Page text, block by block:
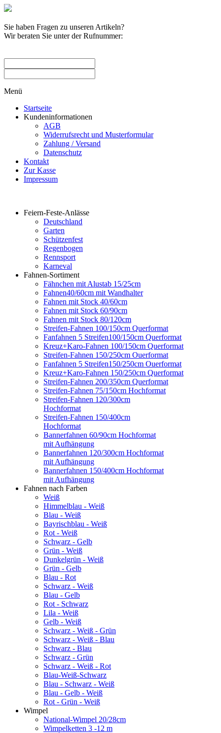
Sie haben Fragen zu unseren Artikeln?
Wir beraten Sie unter der Rufnummer:
Menü
Startseite
Kundeninformationen
AGB
Widerrufsrecht und Musterformular
Zahlung / Versand
Datenschutz
Kontakt
Zur Kasse
Impressum
Feiern-Feste-Anlässe
Deutschland
Garten
Schützenfest
Regenbogen
Rennsport
Karneval
Fahnen-Sortiment
Fähnchen mit Alustab 15/25cm
Fahnen40/60cm mit Wandhalter
Fahnen mit Stock 40/60cm
Fahnen mit Stock 60/90cm
Fahnen mit Stock 80/120cm
Streifen-Fahnen 100/150cm Querformat
Fanfahnen 5 Streifen100/150cm Querformat
Kreuz+Karo-Fahnen 100/150cm Querformat
Streifen-Fahnen 150/250cm Ouerformat
Fanfahnen 5 Streifen150/250cm Ouerformat
Kreuz+Karo-Fahnen 150/250cm Querformat
Streifen-Fahnen 200/350cm Querformat
Streifen-Fahnen 75/150cm Hochformat
Streifen-Fahnen 120/300cm
Hochformat
Streifen-Fahnen 150/400cm
Hochformat
Bannerfahnen 60/90cm Hochformat
mit Aufhängung
Bannerfahnen 120/300cm Hochformat
mit Aufhängung
Bannerfahnen 150/400cm Hochformat
mit Aufhängung
Fahnen nach Farben
Weiß
Himmelblau - Weiß
Blau - Weiß
Bayrischblau - Weiß
Rot - Weiß
Schwarz - Gelb
Grün - Weiß
Dunkelgrün - Weiß
Grün - Gelb
Blau - Rot
Schwarz - Weiß
Blau - Gelb
Rot - Schwarz
Lila - Weiß
Gelb - Weiß
Schwarz - Weiß - Grün
Schwarz - Weiß - Blau
Schwarz - Blau
Schwarz - Grün
Schwarz - Weiß - Rot
Blau-Weiß-Schwarz
Blau - Schwarz - Weiß
Blau - Gelb - Weiß
Rot - Grün - Weiß
Wimpel
National-Wimpel 20/28cm
Wimpelketten 3 -12 m